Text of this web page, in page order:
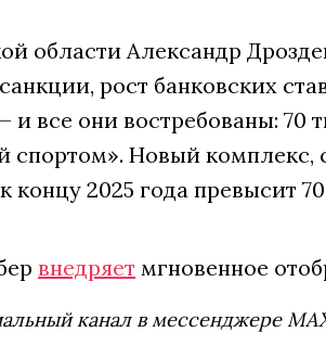
области Александр
рост банковских
и все они востребованы:
спортом». Новый комплекс,
концу 2025 года превысит
внедряет мгновенное
канал в мессенджере